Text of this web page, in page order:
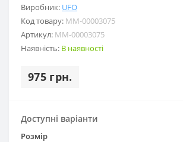
Виробник: UFO
Код товару: MM-00003075
Артикул: MM-00003075
Наявність: В наявності
975 грн.
Доступні варіанти
Розмір